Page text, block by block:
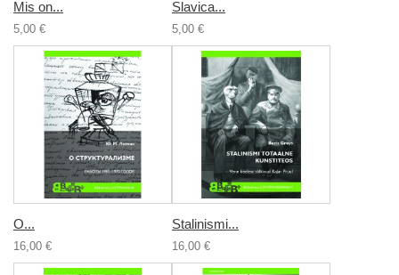
Mis on...
5,00 €
Slavica...
5,00 €
О...
16,00 €
Stalinismi...
16,00 €